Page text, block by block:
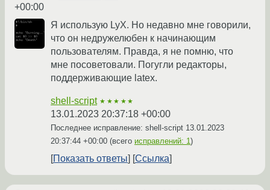
+00:00
Я использую LyX. Но недавно мне говорили,
что он недружелюбен к начинающим
пользователям. Правда, я не помню, что
мне посоветовали. Погугли редакторы,
поддерживающие latex.
shell-script ★★★★★
13.01.2023 20:37:18 +00:00
Последнее исправление: shell-script 13.01.2023
20:37:44 +00:00 (всего исправлений: 1)
Показать ответы Ссылка